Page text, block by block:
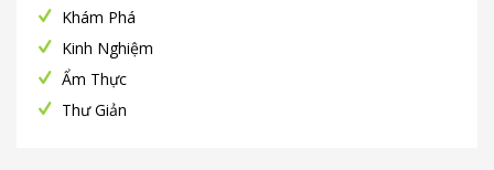
Khám Phá
Kinh Nghiệm
Ẩm Thực
Thư Giản